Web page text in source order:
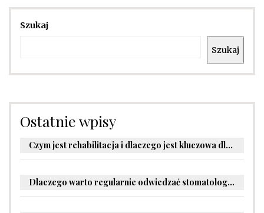
Szukaj
Szukaj
Ostatnie wpisy
Czym jest rehabilitacja i dlaczego jest kluczowa dla powrotu do zdrowia?
Dlaczego warto regularnie odwiedzać stomatologa?